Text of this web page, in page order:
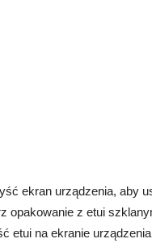
ekran urządzenia, aby
opakowanie z etui
etui na ekranie